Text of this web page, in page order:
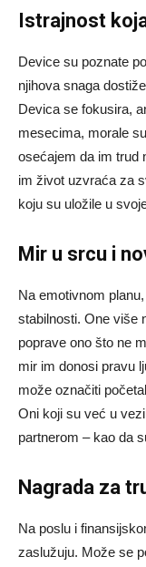
Istrajnost
Device su poznate
njihova snaga
Devica se fokusira,
mesecima, morale
osećajem da im trud
im život uzvraća za
koju su uložile u
Mir u srcu i
Na emotivnom
stabilnosti. One više
poprave ono što ne
mir im donosi pravu
može označiti
Oni koji su već u
partnerom – kao da
Nagrada za
Na poslu i
zaslužuju. Može se